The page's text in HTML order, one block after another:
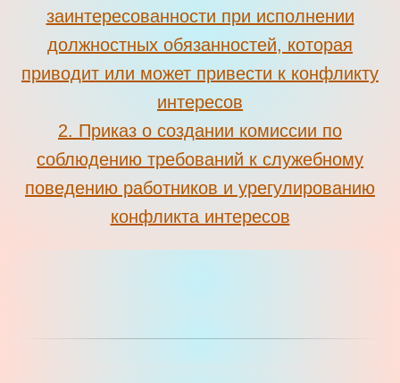
заинтересованности при исполнении
должностных обязанностей, которая
приводит или может привести к конфликту
интересов
2. Приказ о создании комиссии по
соблюдению требований к служебному
поведению работников и урегулированию
конфликта интересов